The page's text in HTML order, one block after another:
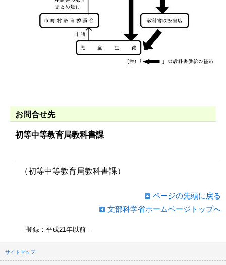
お問合せ先
初等中等教育局教科書課
（初等中等教育局教科書課）
ページの先頭に戻る
文部科学省ホームページトップへ
-- 登録：平成21年以前 --
サイトマップ